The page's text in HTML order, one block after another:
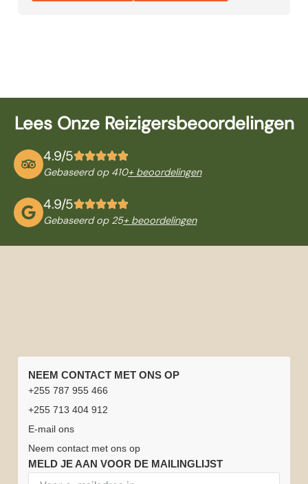
4.9/5
Gebaseerd op 410+ beoordelingen
Lees Onze Reizigersbeoordelingen
4.9/5
Gebaseerd op 25+ beoordelingen
LINKS
Home
Safari-
ervaringen
Neem
Vacatures
REIZEN
Tanzania
Safari
Beklim
Kilimanjaro
Huwelijksreis
Tanzania +
Zanzibar
Tanzania
PARKEN
Serengeti
nationaal
park
Nationaal
Park
Arusha
nationaal
park
Nationaal
Park
Beste
Weer in
Safarichauffeurs
Reisverzekering
Zanzibar
NEEM CONTACT MET ONS OP
+255 787 955 466
+255 713 404 912
E-mail ons
Neem contact met ons op
MELD JE AAN VOOR DE MAILINGLIJST